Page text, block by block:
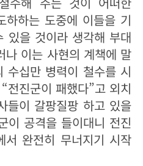
하하는 도중에 이들을 기
있을 것이라 생각해 부대
나 이는 사현의 계책에 말
수십만 병력이 철수를 시
전진군이 패했다”고 외치
들이 갈팡질팡 하고 있을
이 공격을 들이대니 전진
서 완전히 무너지기 시작